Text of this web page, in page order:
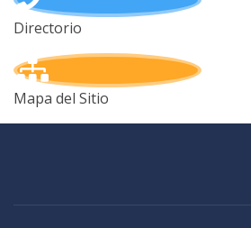
Directorio
Mapa del Sitio